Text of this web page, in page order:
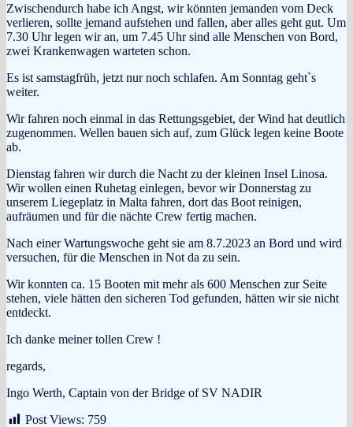
Zwischendurch habe ich Angst, wir könnten jemanden vom Deck
verlieren, sollte jemand aufstehen und fallen, aber alles geht gut. Um
7.30 Uhr legen wir an, um 7.45 Uhr sind alle Menschen von Bord,
zwei Krankenwagen warteten schon.
Es ist samstagfrüh, jetzt nur noch schlafen. Am Sonntag geht`s
weiter.
Wir fahren noch einmal in das Rettungsgebiet, der Wind hat deutlich
zugenommen. Wellen bauen sich auf, zum Glück legen keine Boote
ab.
Dienstag fahren wir durch die Nacht zu der kleinen Insel Linosa.
Wir wollen einen Ruhetag einlegen, bevor wir Donnerstag zu
unserem Liegeplatz in Malta fahren, dort das Boot reinigen,
aufräumen und für die nächte Crew fertig machen.
Nach einer Wartungswoche geht sie am 8.7.2023 an Bord und wird
versuchen, für die Menschen in Not da zu sein.
Wir konnten ca. 15 Booten mit mehr als 600 Menschen zur Seite
stehen, viele hätten den sicheren Tod gefunden, hätten wir sie nicht
entdeckt.
Ich danke meiner tollen Crew !
regards,
Ingo Werth, Captain von der Bridge of SV NADIR
Post Views: 759